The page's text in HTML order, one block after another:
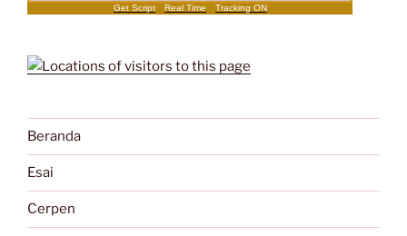
Get Script Real Time Tracking ON
Beranda
Esai
Cerpen